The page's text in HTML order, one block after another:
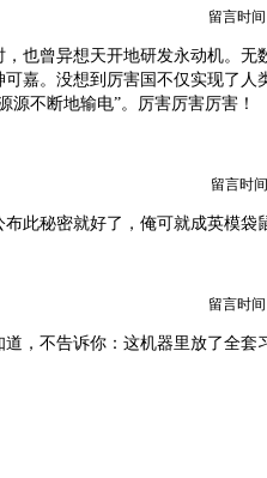
留言时间
也曾异想天开地研发永动机。无
嘉。没想到厉害国不仅实现了人
源不断地输电”。厉害厉害厉害！
留言时
此秘密就好了，俺可就成英模袋
留言时间
，不告诉你：这机器里放了全套